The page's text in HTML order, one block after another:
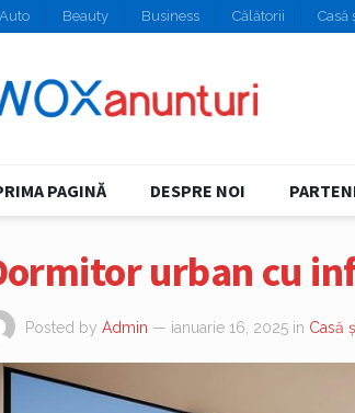
Auto Beauty Business Călătorii Casă
PAGINĂ DESPRE NOI
urban cu
Posted by Admin — ianuarie 16, 2025 in Casă